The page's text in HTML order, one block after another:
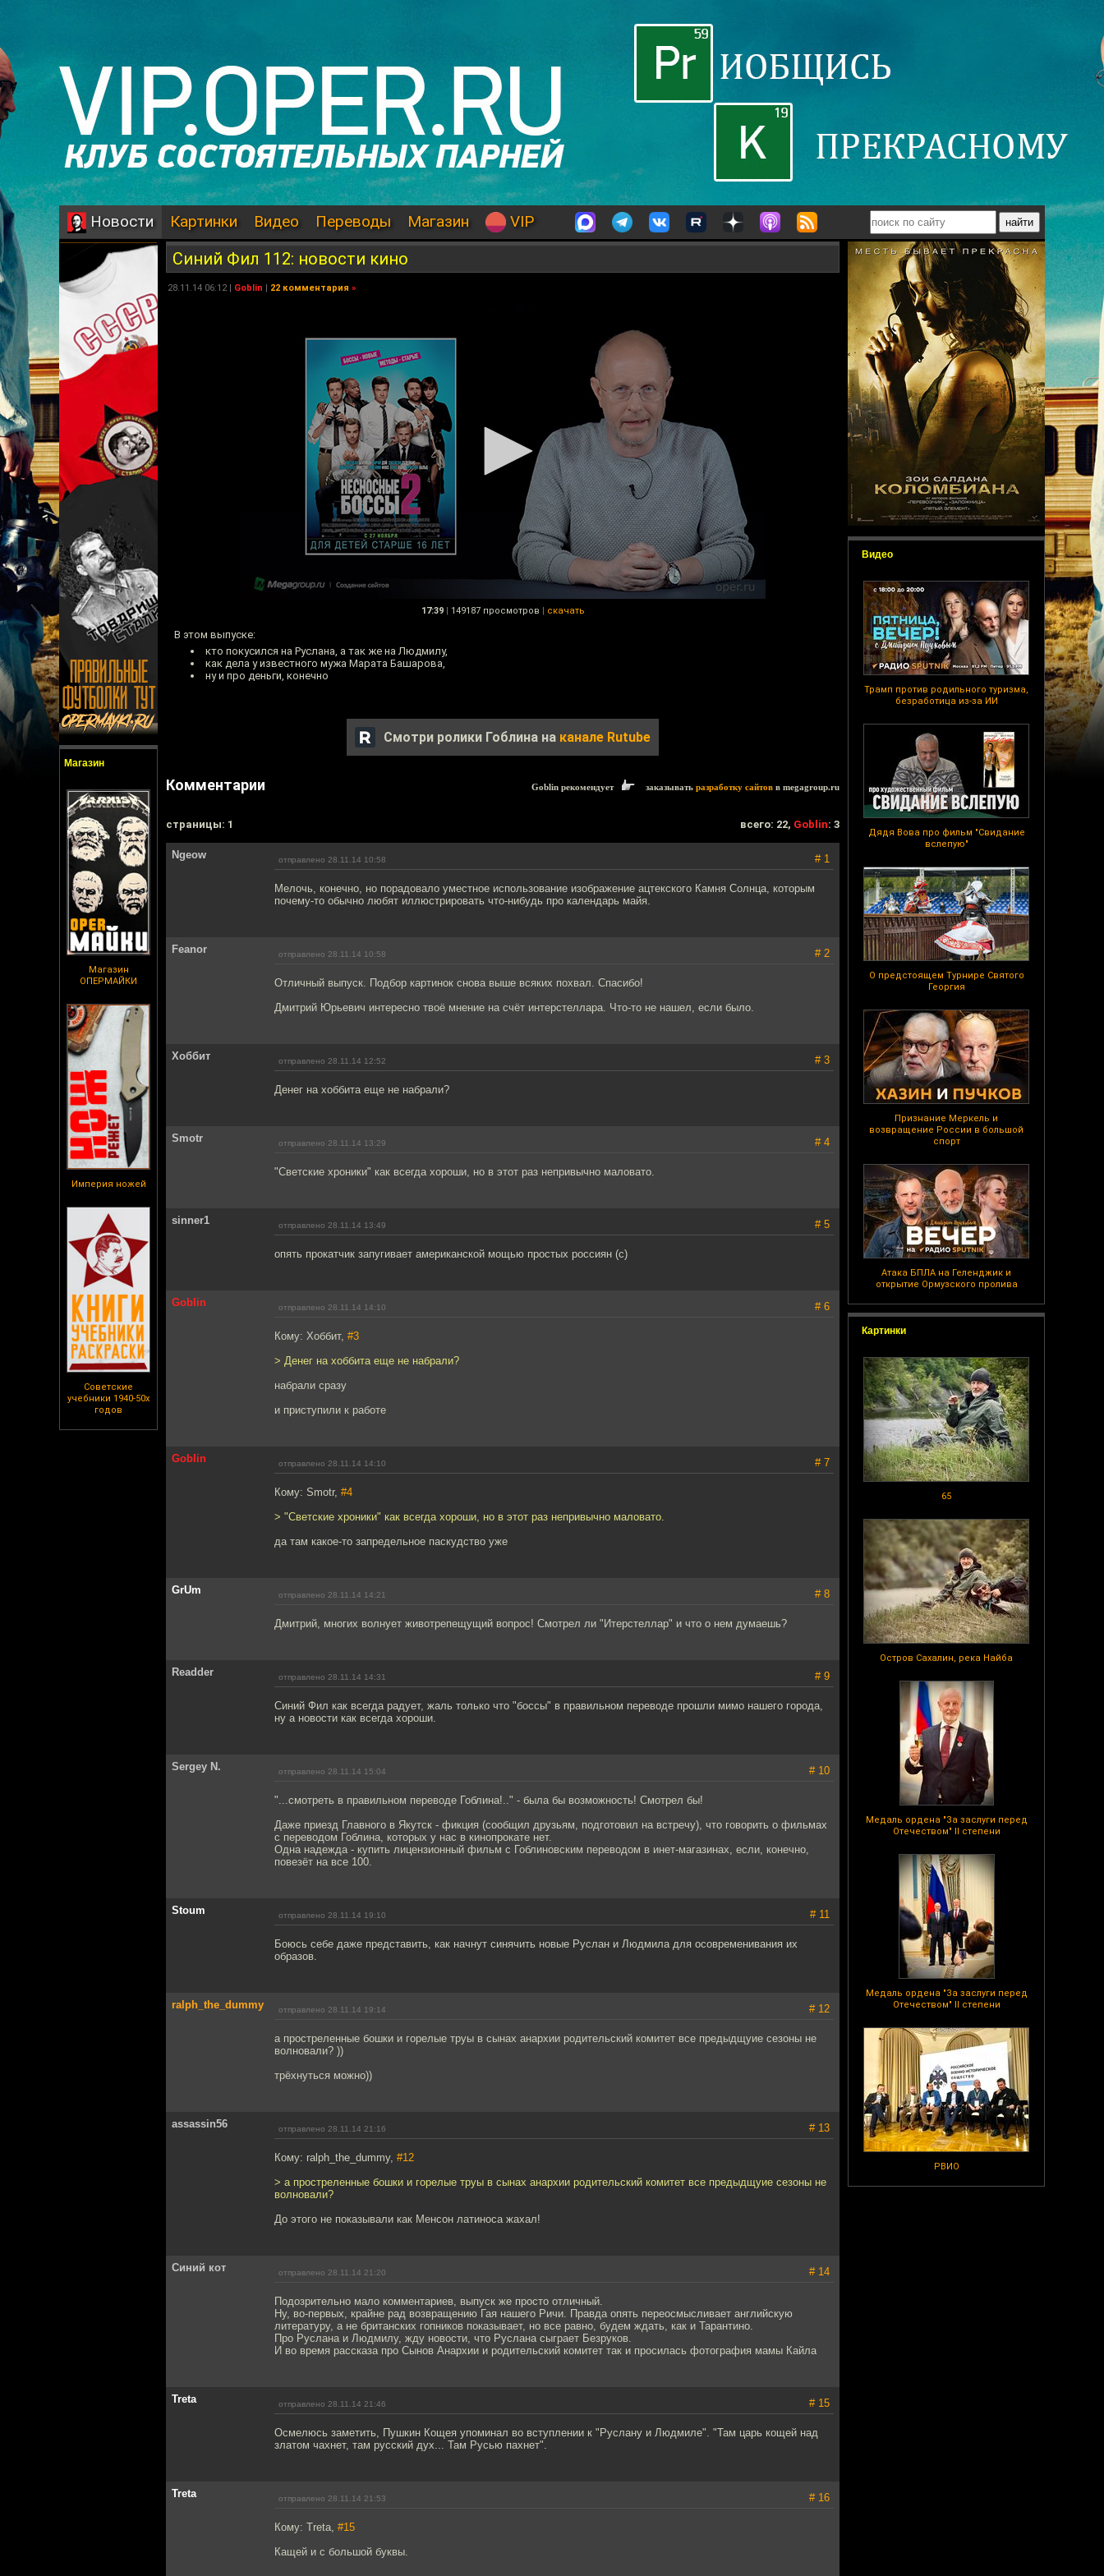
Новости Картинки Видео Переводы Магазин VIP
Магазин
Магазин
ОПЕРМАЙКИ
Империя ножей
Советские
учебники 1940-50х
годов
Видео
Трамп против родильного туризма,
безработица из-за ИИ
Дядя Вова про фильм "Свидание
вслепую"
О предстоящем Турнире Святого
Георгия
Признание Меркель и
возвращение России в большой
спорт
Атака БПЛА на Геленджик и
открытие Ормузского пролива
Картинки
65
Остров Сахалин, река Найба
Медаль ордена "За заслуги перед
Отечеством" II степени
Медаль ордена "За заслуги перед
Отечеством" II степени
РВИО
Синий Фил 112: новости кино
28.11.14 06:12 | Goblin | 22 комментария »
17:39 | 149187 просмотров | скачать
В этом выпуске:
кто покусился на Руслана, а так же на Людмилу,
как дела у известного мужа Марата Башарова,
ну и про деньги, конечно
Смотри ролики Гоблина на канале Rutube
Комментарии Goblin рекомендует заказывать разработку сайтов в megagroup.ru
cтраницы: 1 всего: 22, Goblin: 3
Ngeow отправлено 28.11.14 10:58 # 1
Мелочь, конечно, но порадовало уместное использование изображение ацтекского Камня Солнца, которым
почему-то обычно любят иллюстрировать что-нибудь про календарь майя.
Feanor отправлено 28.11.14 10:58 # 2
Отличный выпуск. Подбор картинок снова выше всяких похвал. Спасибо!
Дмитрий Юрьевич интересно твоё мнение на счёт интерстеллара. Что-то не нашел, если было.
Хоббит отправлено 28.11.14 12:52 # 3
Денег на хоббита еще не набрали?
Smotr отправлено 28.11.14 13:29 # 4
"Светские хроники" как всегда хороши, но в этот раз непривычно маловато.
sinner1 отправлено 28.11.14 13:49 # 5
опять прокатчик запугивает американской мощью простых россиян (с)
Goblin отправлено 28.11.14 14:10 # 6
Кому: Хоббит, #3
> Денег на хоббита еще не набрали?
набрали сразу
и приступили к работе
Goblin отправлено 28.11.14 14:10 # 7
Кому: Smotr, #4
> "Светские хроники" как всегда хороши, но в этот раз непривычно маловато.
да там какое-то запредельное паскудство уже
GrUm отправлено 28.11.14 14:21 # 8
Дмитрий, многих волнует животрепещущий вопрос! Смотрел ли "Итерстеллар" и что о нем думаешь?
Readder отправлено 28.11.14 14:31 # 9
Синий Фил как всегда радует, жаль только что "боссы" в правильном переводе прошли мимо нашего города,
ну а новости как всегда хороши.
Sergey N. отправлено 28.11.14 15:04 # 10
"...смотреть в правильном переводе Гоблина!.." - была бы возможность! Смотрел бы!
Даже приезд Главного в Якутск - фикция (сообщил друзьям, подготовил на встречу), что говорить о фильмах
с переводом Гоблина, которых у нас в кинопрокате нет.
Одна надежда - купить лицензионный фильм с Гоблиновским переводом в инет-магазинах, если, конечно,
повезёт на все 100.
Stoum отправлено 28.11.14 19:10 # 11
Боюсь себе даже представить, как начнут синячить новые Руслан и Людмила для осовременивания их
образов.
ralph_the_dummy отправлено 28.11.14 19:14 # 12
а простреленные бошки и горелые труы в сынах анархии родительский комитет все предыдщуие сезоны не
волновали? ))
трёхнуться можно))
assassin56 отправлено 28.11.14 21:16 # 13
Кому: ralph_the_dummy, #12
> а простреленные бошки и горелые труы в сынах анархии родительский комитет все предыдщуие сезоны не
волновали?
До этого не показывали как Менсон латиноса жахал!
Синий кот отправлено 28.11.14 21:20 # 14
Подозрительно мало комментариев, выпуск же просто отличный.
Ну, во-первых, крайне рад возвращению Гая нашего Ричи. Правда опять переосмысливает английскую
литературу, а не британских гопников показывает, но все равно, будем ждать, как и Тарантино.
Про Руслана и Людмилу, жду новости, что Руслана сыграет Безруков.
И во время рассказа про Сынов Анархии и родительский комитет так и просилась фотография мамы Кайла
Treta отправлено 28.11.14 21:46 # 15
Осмелюсь заметить, Пушкин Кощея упоминал во вступлении к "Руслану и Людмиле". "Там царь кощей над
златом чахнет, там русский дух... Там Русью пахнет".
Treta отправлено 28.11.14 21:53 # 16
Кому: Treta, #15
Кащей и с большой буквы.